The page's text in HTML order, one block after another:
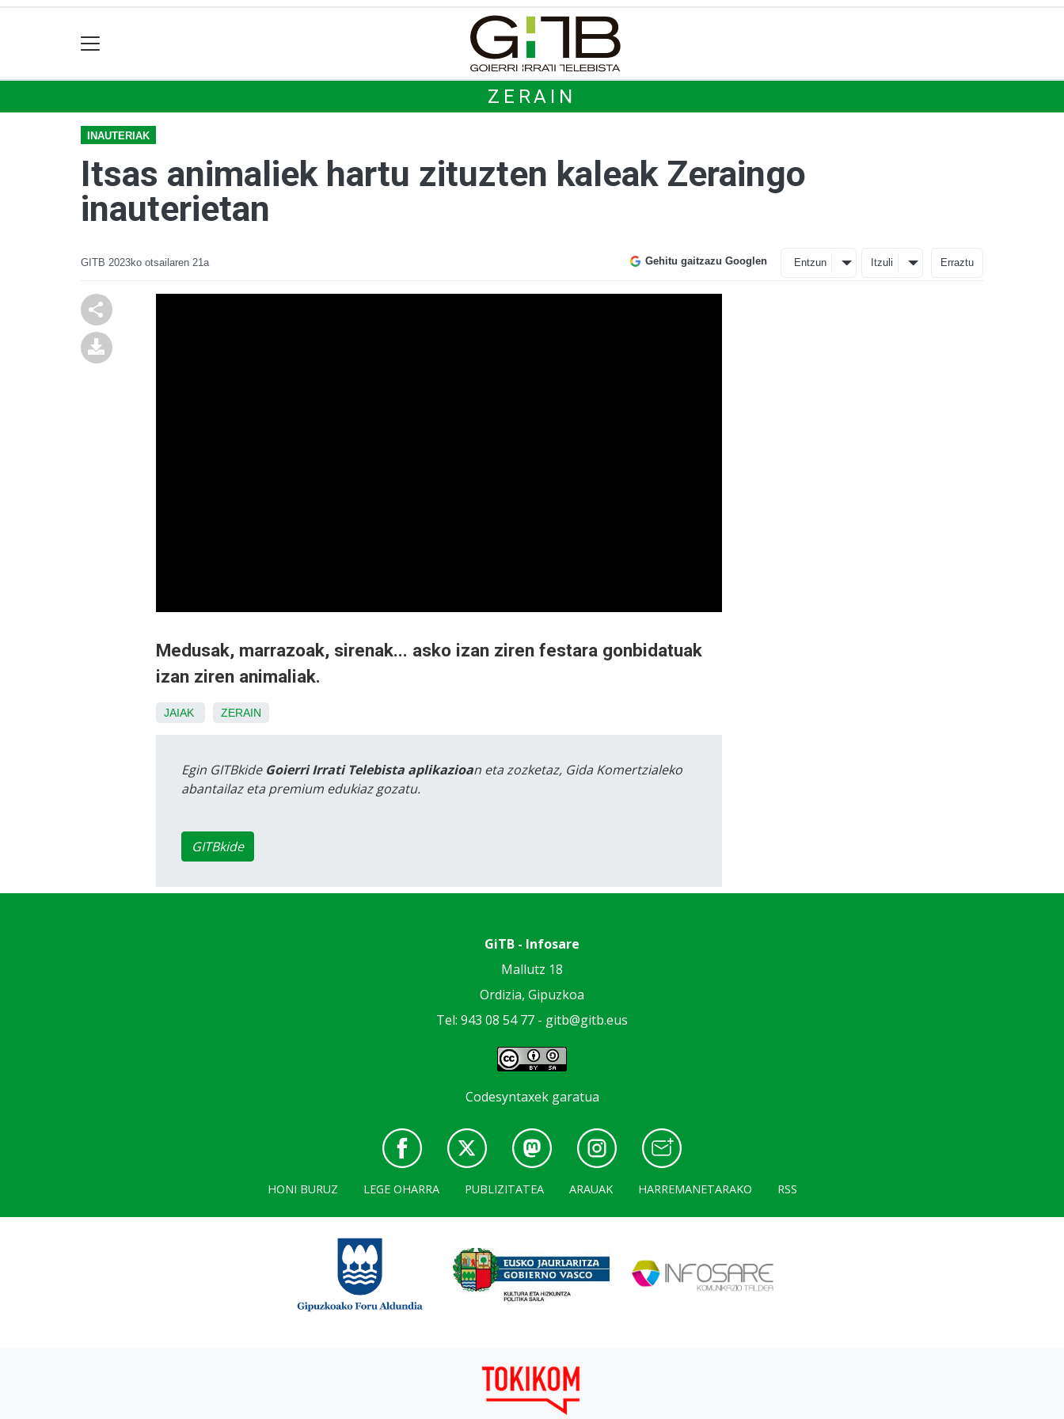
ZERAIN
INAUTERIAK
Itsas animaliek hartu zituzten kaleak Zeraingo
inauterietan
GITB 2023ko otsailaren 21a Gehitu gaitzazu Googlen Entzun Itzuli Erraztu
Medusak, marrazoak, sirenak... asko izan ziren festara gonbidatuak
izan ziren animaliak.
JAIAK ZERAIN
Egin GITBkide Goierri Irrati Telebista aplikazioan eta zozketaz, Gida Komertzialeko
abantailaz eta premium edukiaz gozatu.
GITBkide
GiTB - Infosare
Mallutz 18
Ordizia, Gipuzkoa
Tel: 943 08 54 77 - gitb@gitb.eus
Codesyntaxek garatua
HONI BURUZ LEGE OHARRA PUBLIZITATEA ARAUAK HARREMANETARAKO RSS